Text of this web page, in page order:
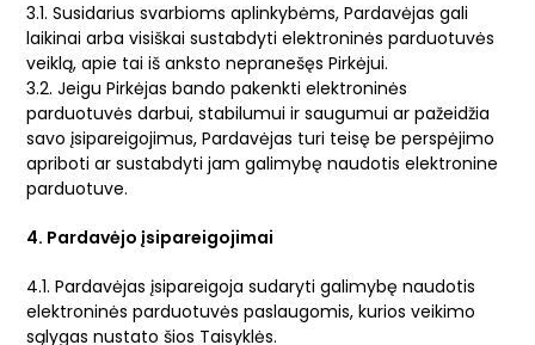
3.1. Susidarius svarbioms aplinkybėms, Pardavėjas gali
laikinai arba visiškai sustabdyti elektroninės parduotuvės
veiklą, apie tai iš anksto nepranešęs Pirkėjui.
3.2. Jeigu Pirkėjas bando pakenkti elektroninės
parduotuvės darbui, stabilumui ir saugumui ar pažeidžia
savo įsipareigojimus, Pardavėjas turi teisę be perspėjimo
apriboti ar sustabdyti jam galimybę naudotis elektronine
parduotuve.
4. Pardavėjo įsipareigojimai
4.1. Pardavėjas įsipareigoja sudaryti galimybę naudotis
elektroninės parduotuvės paslaugomis, kurios veikimo
sąlygas nustato šios Taisyklės.